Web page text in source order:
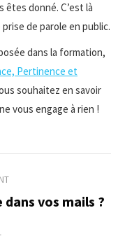
donné. C’est là
de parole en public.
dans la formation,
Pertinence et
souhaitez en savoir
vous engage à rien !
vos mails ?